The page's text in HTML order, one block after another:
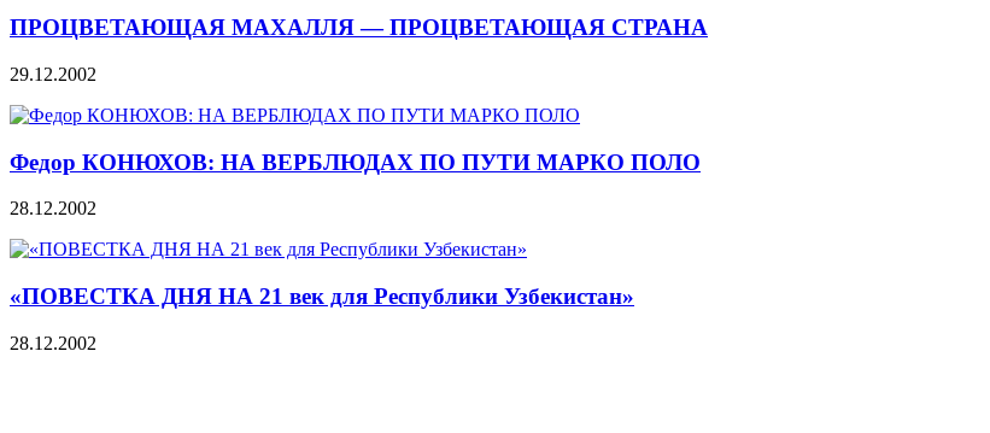
ПРОЦВЕТАЮЩАЯ МАХАЛЛЯ — ПРОЦВЕТАЮЩАЯ СТРАНА
29.12.2002
Федор КОНЮХОВ: НА ВЕРБЛЮДАХ ПО ПУТИ МАРКО ПОЛО
28.12.2002
«ПОВЕСТКА ДНЯ НА 21 век для Республики Узбекистан»
28.12.2002